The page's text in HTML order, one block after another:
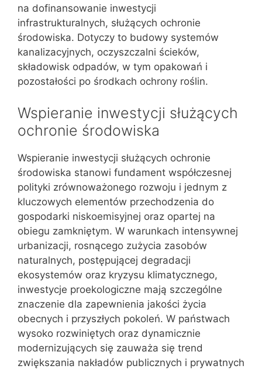
na dofinansowanie inwestycji
infrastrukturalnych, służących ochronie
środowiska. Dotyczy to budowy systemów
kanalizacyjnych, oczyszczalni ścieków,
składowisk odpadów, w tym opakowań i
pozostałości po środkach ochrony roślin.
Wspieranie inwestycji służących
ochronie środowiska
Wspieranie inwestycji służących ochronie
środowiska stanowi fundament współczesnej
polityki zrównoważonego rozwoju i jednym z
kluczowych elementów przechodzenia do
gospodarki niskoemisyjnej oraz opartej na
obiegu zamkniętym. W warunkach intensywnej
urbanizacji, rosnącego zużycia zasobów
naturalnych, postępującej degradacji
ekosystemów oraz kryzysu klimatycznego,
inwestycje proekologiczne mają szczególne
znaczenie dla zapewnienia jakości życia
obecnych i przyszłych pokoleń. W państwach
wysoko rozwiniętych oraz dynamicznie
modernizujących się zauważa się trend
zwiększania nakładów publicznych i prywatnych